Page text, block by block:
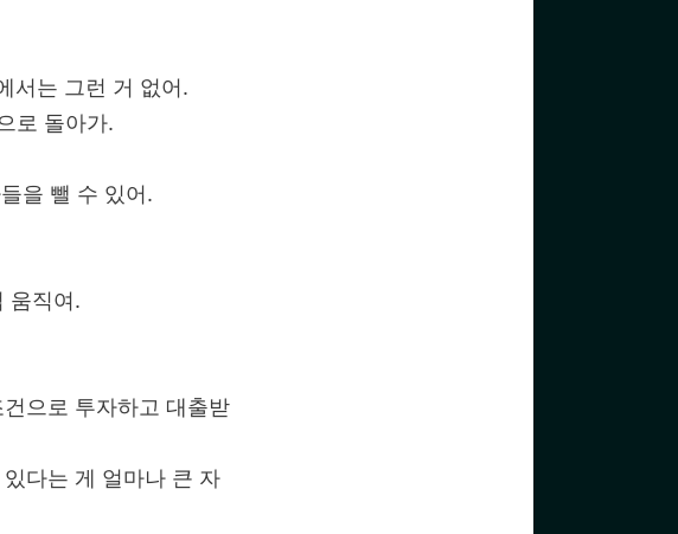
서는 그런 거 없어.
로 돌아가.
을 뺄 수 있어.
움직여.
으로 투자하고 대출받
다는 게 얼마나 큰 자